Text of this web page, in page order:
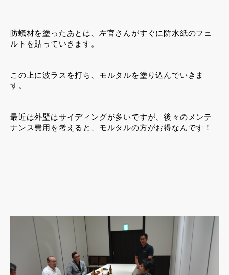
防蟻材を塗ったあとは、左官さんがすぐに防水紙のフェ
ルトを貼っていきます。
この上に波ラスを打ち、モルタルを塗り込んでいきま
す。
最近は外壁はサイディングが多いですが、後々のメンテ
ナンス費用を考えると、モルタルの方がお得なんです！